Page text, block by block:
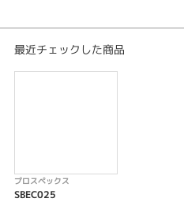
メカニカル 自動巻（手巻つき）
日差＋25秒～－15秒
最大巻上時約45時間持続
34石
最近チェックした商品
プロスペックス
SBEC025